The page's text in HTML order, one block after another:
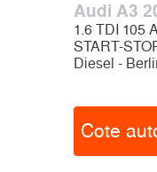
Audi A3
1.6 TDI 105
START-
Diesel -
Cote